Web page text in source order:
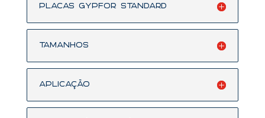
Placas GYPFOR STANDARD
Tamanhos
Aplicação